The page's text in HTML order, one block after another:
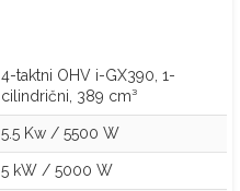
4-taktni OHV i-GX390, 1-
cilindrični, 389 cm³
5.5 Kw / 5500 W
5 kW / 5000 W